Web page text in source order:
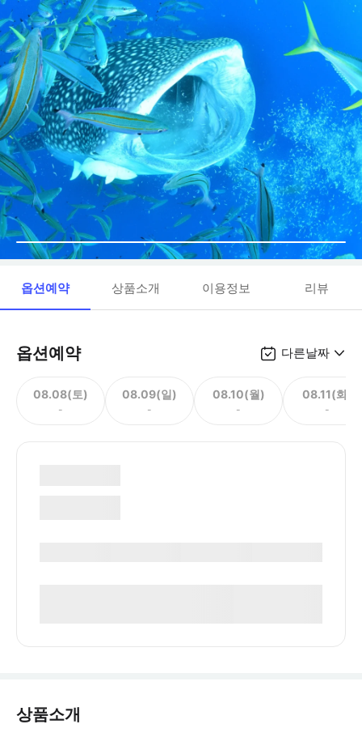
옵션예약 상품소개 이용정보 리뷰
옵션예약 다른날짜
08.08(토)
-
08.09(일)
-
08.10(월)
-
08.11(화)
-
상품소개